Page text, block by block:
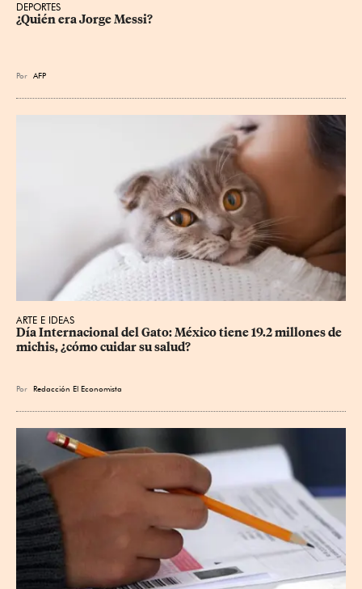
DEPORTES
¿Quién era Jorge Messi?
Por AFP
ARTE E IDEAS
Día Internacional del Gato: México tiene 19.2 millones de
michis, ¿cómo cuidar su salud?
Por Redacción El Economista